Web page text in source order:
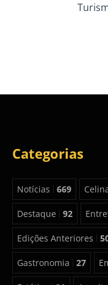
Categorias
Notícias 669
Destaque 92
Edições Anteriores
Gastronomia 27